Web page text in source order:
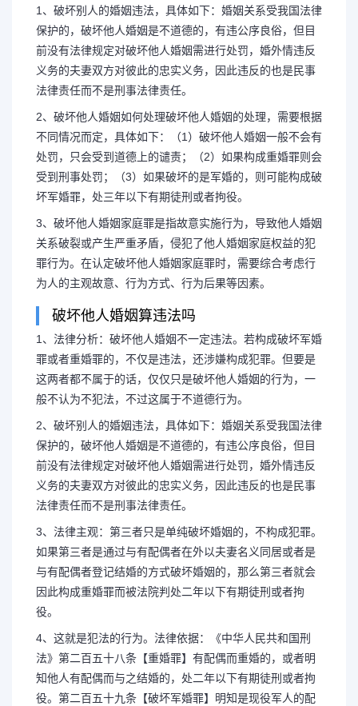
1、破坏别人的婚姻违法，具体如下：婚姻关系受我国法律
保护的，破坏他人婚姻是不道德的，有违公序良俗，但目
前没有法律规定对破坏他人婚姻需进行处罚，婚外情违反
义务的夫妻双方对彼此的忠实义务，因此违反的也是民事
法律责任而不是刑事法律责任。
2、破坏他人婚姻如何处理破坏他人婚姻的处理，需要根据
不同情况而定，具体如下：（1）破坏他人婚姻一般不会有
处罚，只会受到道德上的谴责；（2）如果构成重婚罪则会
受到刑事处罚；（3）如果破坏的是军婚的，则可能构成破
坏军婚罪，处三年以下有期徒刑或者拘役。
3、破坏他人婚姻家庭罪是指故意实施行为，导致他人婚姻
关系破裂或产生严重矛盾，侵犯了他人婚姻家庭权益的犯
罪行为。在认定破坏他人婚姻家庭罪时，需要综合考虑行
为人的主观故意、行为方式、行为后果等因素。
破坏他人婚姻算违法吗
1、法律分析：破坏他人婚姻不一定违法。若构成破坏军婚
罪或者重婚罪的，不仅是违法，还涉嫌构成犯罪。但要是
这两者都不属于的话，仅仅只是破坏他人婚姻的行为，一
般不认为不犯法，不过这属于不道德行为。
2、破坏别人的婚姻违法，具体如下：婚姻关系受我国法律
保护的，破坏他人婚姻是不道德的，有违公序良俗，但目
前没有法律规定对破坏他人婚姻需进行处罚，婚外情违反
义务的夫妻双方对彼此的忠实义务，因此违反的也是民事
法律责任而不是刑事法律责任。
3、法律主观：第三者只是单纯破坏婚姻的，不构成犯罪。
如果第三者是通过与有配偶者在外以夫妻名义同居或者是
与有配偶者登记结婚的方式破坏婚姻的，那么第三者就会
因此构成重婚罪而被法院判处二年以下有期徒刑或者拘
役。
4、这就是犯法的行为。法律依据：《中华人民共和国刑
法》第二百五十八条【重婚罪】有配偶而重婚的，或者明
知他人有配偶而与之结婚的，处二年以下有期徒刑或者拘
役。第二百五十九条【破坏军婚罪】明知是现役军人的配